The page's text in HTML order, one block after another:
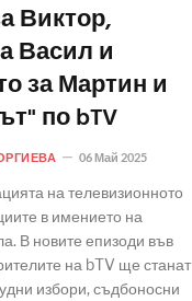
Виктор,
Васил и
за Мартин и
по bTV
06 Май 2025
на телевизионното
в имението на
В новите епизоди във
на bTV ще станат
избори, съдбоносни